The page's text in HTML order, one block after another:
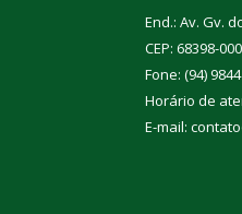
End.: Av. Gv.
CEP: 68398-000
Fone: (94)
Horário de
E-mail: